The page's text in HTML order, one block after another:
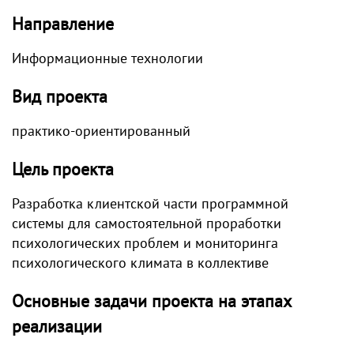
Направление
Информационные технологии
Вид проекта
практико-ориентированный
Цель проекта
Разработка клиентской части программной
системы для самостоятельной проработки
психологических проблем и мониторинга
психологического климата в коллективе
Основные задачи проекта на этапах
реализации